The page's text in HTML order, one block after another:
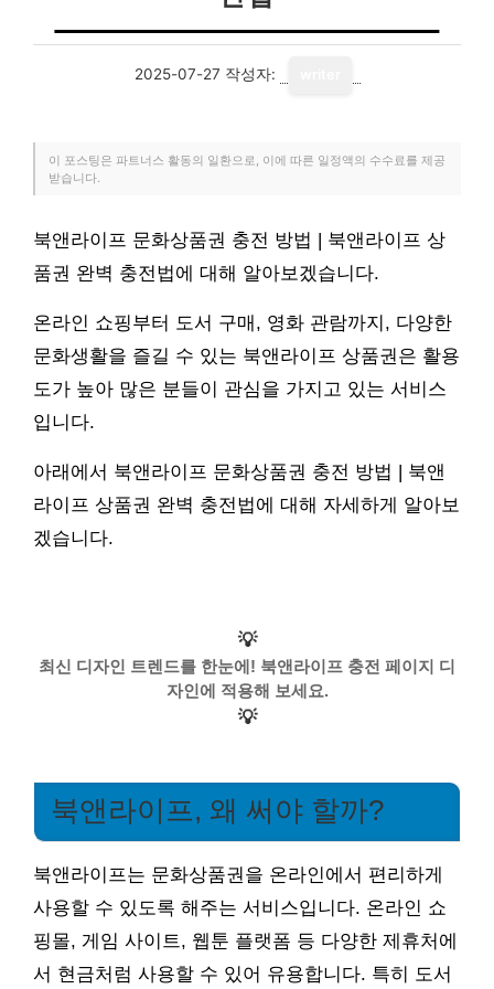
2025-07-27 작성자:
이 포스팅은 파트너스 활동의 일환으로, 이에 따른 일정액의 수수료를 제공
받습니다.
북앤라이프 문화상품권 충전 방법 | 북앤라이프 상
품권 완벽 충전법에 대해 알아보겠습니다.
온라인 쇼핑부터 도서 구매, 영화 관람까지, 다양한
문화생활을 즐길 수 있는 북앤라이프 상품권은 활용
도가 높아 많은 분들이 관심을 가지고 있는 서비스
입니다.
아래에서 북앤라이프 문화상품권 충전 방법 | 북앤
라이프 상품권 완벽 충전법에 대해 자세하게 알아보
겠습니다.
💡
최신 디자인 트렌드를 한눈에! 북앤라이프 충전 페이지 디
자인에 적용해 보세요.
💡
북앤라이프, 왜 써야 할까?
북앤라이프는 문화상품권을 온라인에서 편리하게
사용할 수 있도록 해주는 서비스입니다. 온라인 쇼
핑몰, 게임 사이트, 웹툰 플랫폼 등 다양한 제휴처에
서 현금처럼 사용할 수 있어 유용합니다. 특히 도서